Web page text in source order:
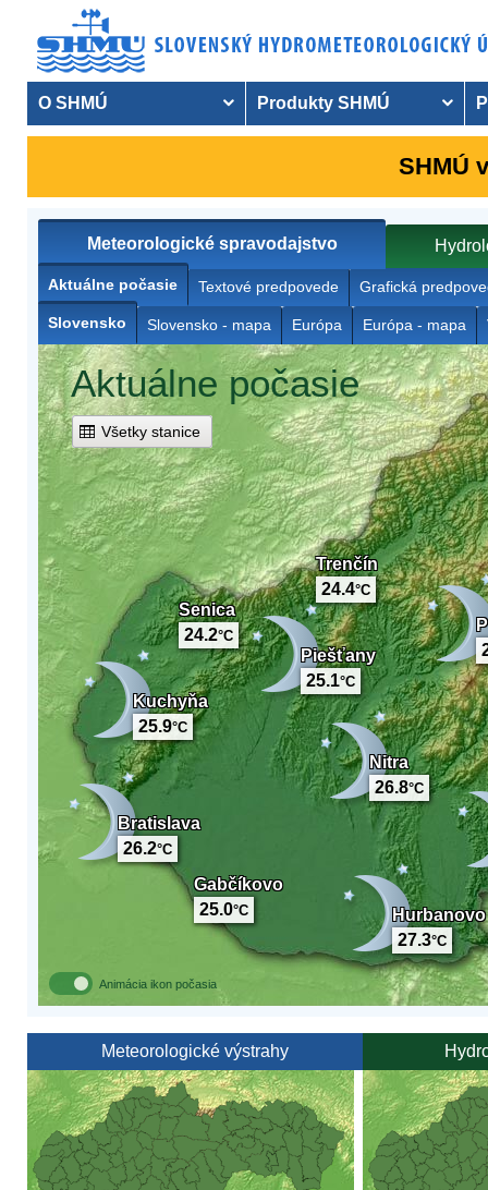
O SHMÚ Produkty SHMÚ
SHMÚ
Meteorologické spravodajstvo
Aktuálne počasie Textové predpovede Grafická
Slovensko Slovensko - mapa Európa Európa - mapa
Aktuálne počasie
Všetky stanice
Bratislava
26.2°C
Piešťany
25.1°C
Trenčín
24.4°C
Hurbanovo
27.3°C
Nitra
26.8°C
Kuchyňa
25.9°C
Senica
24.2°C
Gabčíkovo
25.0°C
Animácia ikon počasia
Meteorologické výstrahy